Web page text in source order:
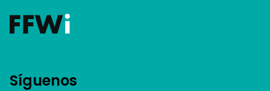
Síguenos